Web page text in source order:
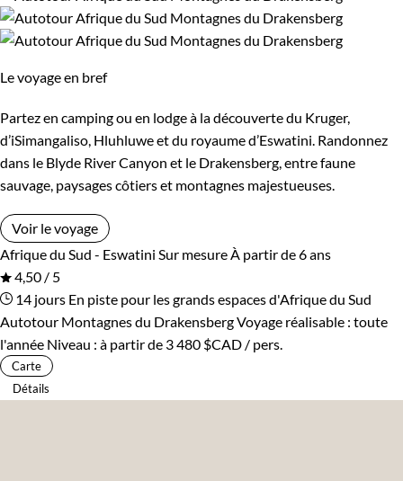
Le voyage en bref
Partez en camping ou en lodge à la découverte du Kruger,
d’iSimangaliso, Hluhluwe et du royaume d’Eswatini. Randonnez
dans le Blyde River Canyon et le Drakensberg, entre faune
sauvage, paysages côtiers et montagnes majestueuses.
Voir le voyage
Afrique du Sud - Eswatini Sur mesure À partir de 6 ans
4,50 / 5
14 jours En piste pour les grands espaces d'Afrique du Sud
Autotour Montagnes du DrakensbergVoyage réalisable : toute
l'année Niveau : à partir de 3 480 $CAD / pers.
Carte
Détails